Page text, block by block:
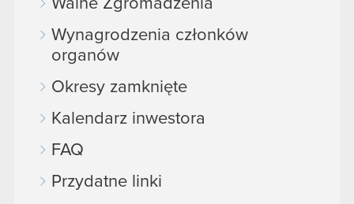
Walne Zgromadzenia
Wynagrodzenia członków
organów
Okresy zamknięte
Kalendarz inwestora
FAQ
Przydatne linki